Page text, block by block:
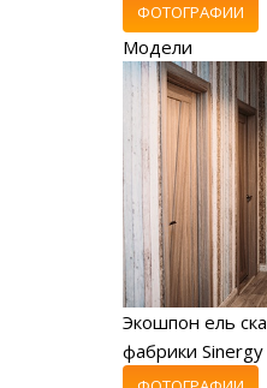
ФОТОГРАФИИ
Модели
Экошпон ель
фабрики Sinergy